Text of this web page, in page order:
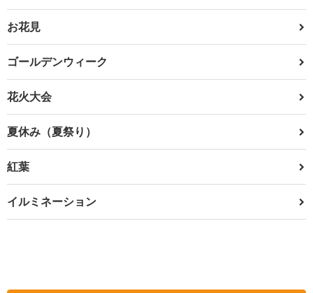
お花見
ゴールデンウィーク
花火大会
夏休み（夏祭り）
紅葉
イルミネーション